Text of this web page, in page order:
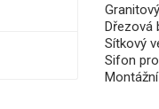
Dřezová
Sítkový
Sifon